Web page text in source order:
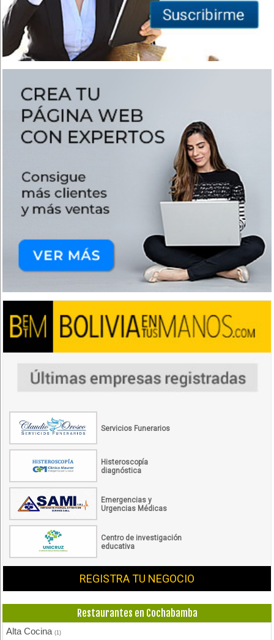
Servicios Funerarios
Histeroscopía
diagnóstica
Emergencias y
Urgencias Médicas
Centro de investigación
educativa
REGISTRA TU NEGOCIO
Restaurantes en Cochabamba
Alta Cocina(1)